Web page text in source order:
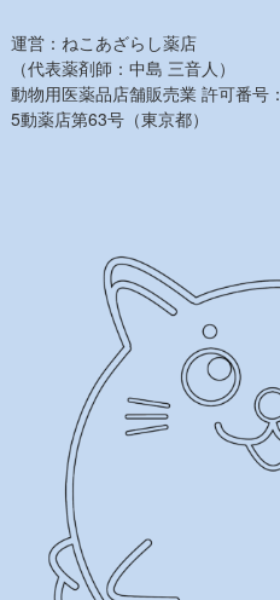
運営：ねこあざらし薬店
（代表薬剤師：中島 三音人）
動物用医薬品店舗販売業 許可番号：
5動薬店第63号（東京都）